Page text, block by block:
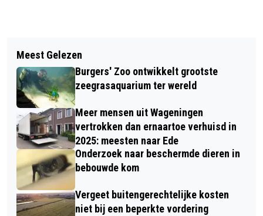
KIESKOMPAS WAGENINGEN:
STEMHULP BIJ DE
GEMEENTERAADSVERKIEZINGEN
STAATSBOSBEHEER GAAT
SAMENWERKEN MET STICHTING
INTERNATIONALE VIERDAAGSE
APELDOORN
Meest Gelezen
Burgers' Zoo ontwikkelt grootste
zeegrasaquarium ter wereld
Meer mensen uit Wageningen
vertrokken dan ernaartoe verhuisd in
2025: meesten naar Ede
Onderzoek naar beschermde dieren in
bebouwde kom
Vergeet buitengerechtelijke kosten
niet bij een beperkte vordering